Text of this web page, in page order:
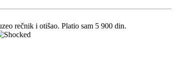
rečnik i otišao. Platio sam 5 900 din.